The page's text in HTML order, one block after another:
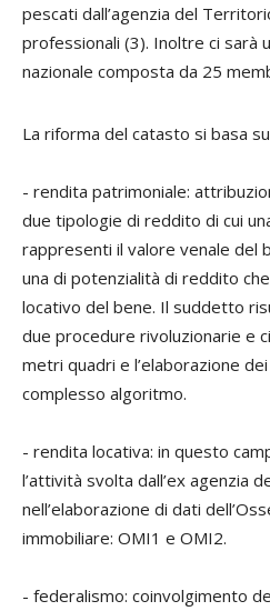
pescati dall’agenzia del
professionali (3). Inoltre ci sarà
nazionale composta da 25
La riforma del catasto si basa
- rendita patrimoniale:
due tipologie di reddito di cui
rappresenti il valore venale del
una di potenzialità di reddito
locativo del bene. Il suddetto
due procedure rivoluzionarie e
metri quadri e l’elaborazione
complesso algoritmo.
- rendita locativa: in questo
l’attività svolta dall’ex agenzia
nell’elaborazione di dati
immobiliare: OMI1 e OMI2.
- federalismo: coinvolgimento